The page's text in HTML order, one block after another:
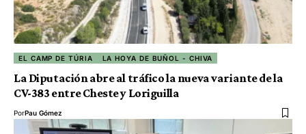
EL CAMP DE TÚRIA LA HOYA DE BUÑOL - CHIVA
La Diputación abre al tráfico la nueva variante de la
CV-383 entre Cheste y Loriguilla
PorPau Gómez